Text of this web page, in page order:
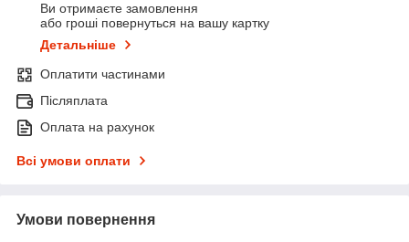
Ви отримаєте замовлення
або гроші повернуться на вашу картку
Детальніше
Оплатити частинами
Післяплата
Оплата на рахунок
Всі умови оплати
Умови повернення